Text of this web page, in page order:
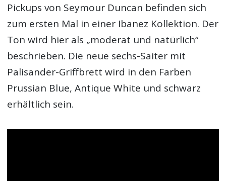
Pickups von Seymour Duncan befinden sich
zum ersten Mal in einer Ibanez Kollektion. Der
Ton wird hier als „moderat und natürlich“
beschrieben. Die neue sechs-Saiter mit
Palisander-Griffbrett wird in den Farben
Prussian Blue, Antique White und schwarz
erhältlich sein.